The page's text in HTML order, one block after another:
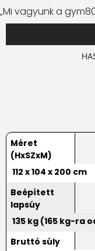
„Mi vagyunk a gym80
Méret
(HxSZxM)
112 x 104 x 200 cm
Beépített
lapsúy
135 kg (165 kg-ra
Bruttó súly